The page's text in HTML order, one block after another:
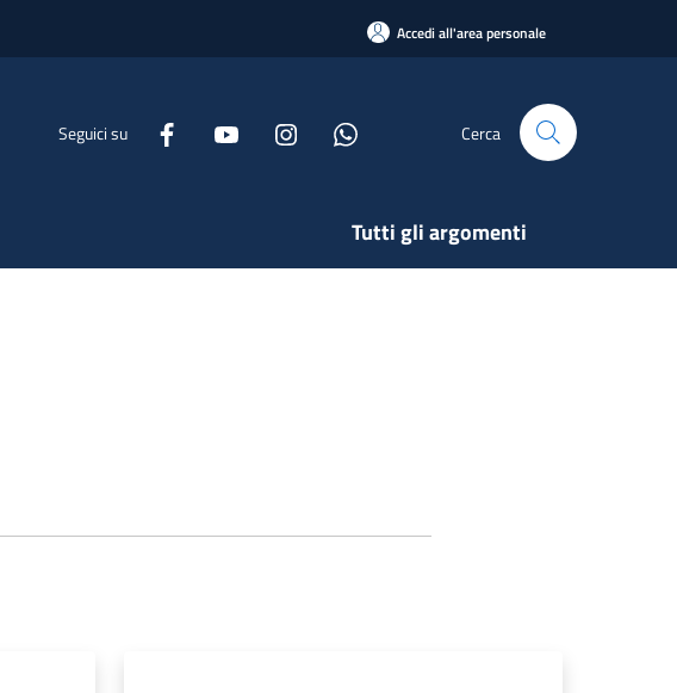
Accedi all'area personale
Seguici su Cerca
Tutti gli argomenti